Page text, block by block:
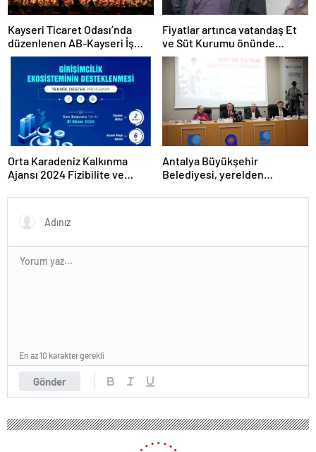
Kayseri Ticaret Odası’nda
düzenlenen AB-Kayseri İş
Forumu’nda yeşil dönüşüm
ve dijitalleşme vurgusu
yapıldı
Fiyatlar artınca vatandaş Et
ve Süt Kurumu önünde
kuyruk oldu
Orta Karadeniz Kalkınma
Ajansı 2024 Fizibilite ve
İlan Etti
Antalya Büyükşehir
Belediyesi, yerelden
Gönder
En az 10 karakter gerekli